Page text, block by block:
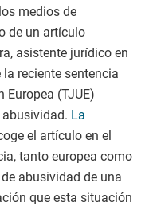
medios de
de un artículo
asistente jurídico en
reciente sentencia
(TJUE)
La
el artículo en el
tanto europea como
abusividad de una
que esta situación